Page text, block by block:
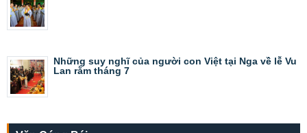
Những suy nghĩ của người con Việt tại Nga về lễ Vu
Lan rằm tháng 7